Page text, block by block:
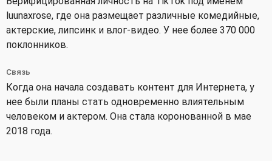
luunaxrose, где она размещает различные комедийные,
актерские, липсинк и влог-видео. У нее более 370 000
поклонников.
Связь
Когда она начала создавать контент для Интернета, у
нее были планы стать одновременно влиятельным
человеком и актером. Она стала коронованной в мае
2018 года.